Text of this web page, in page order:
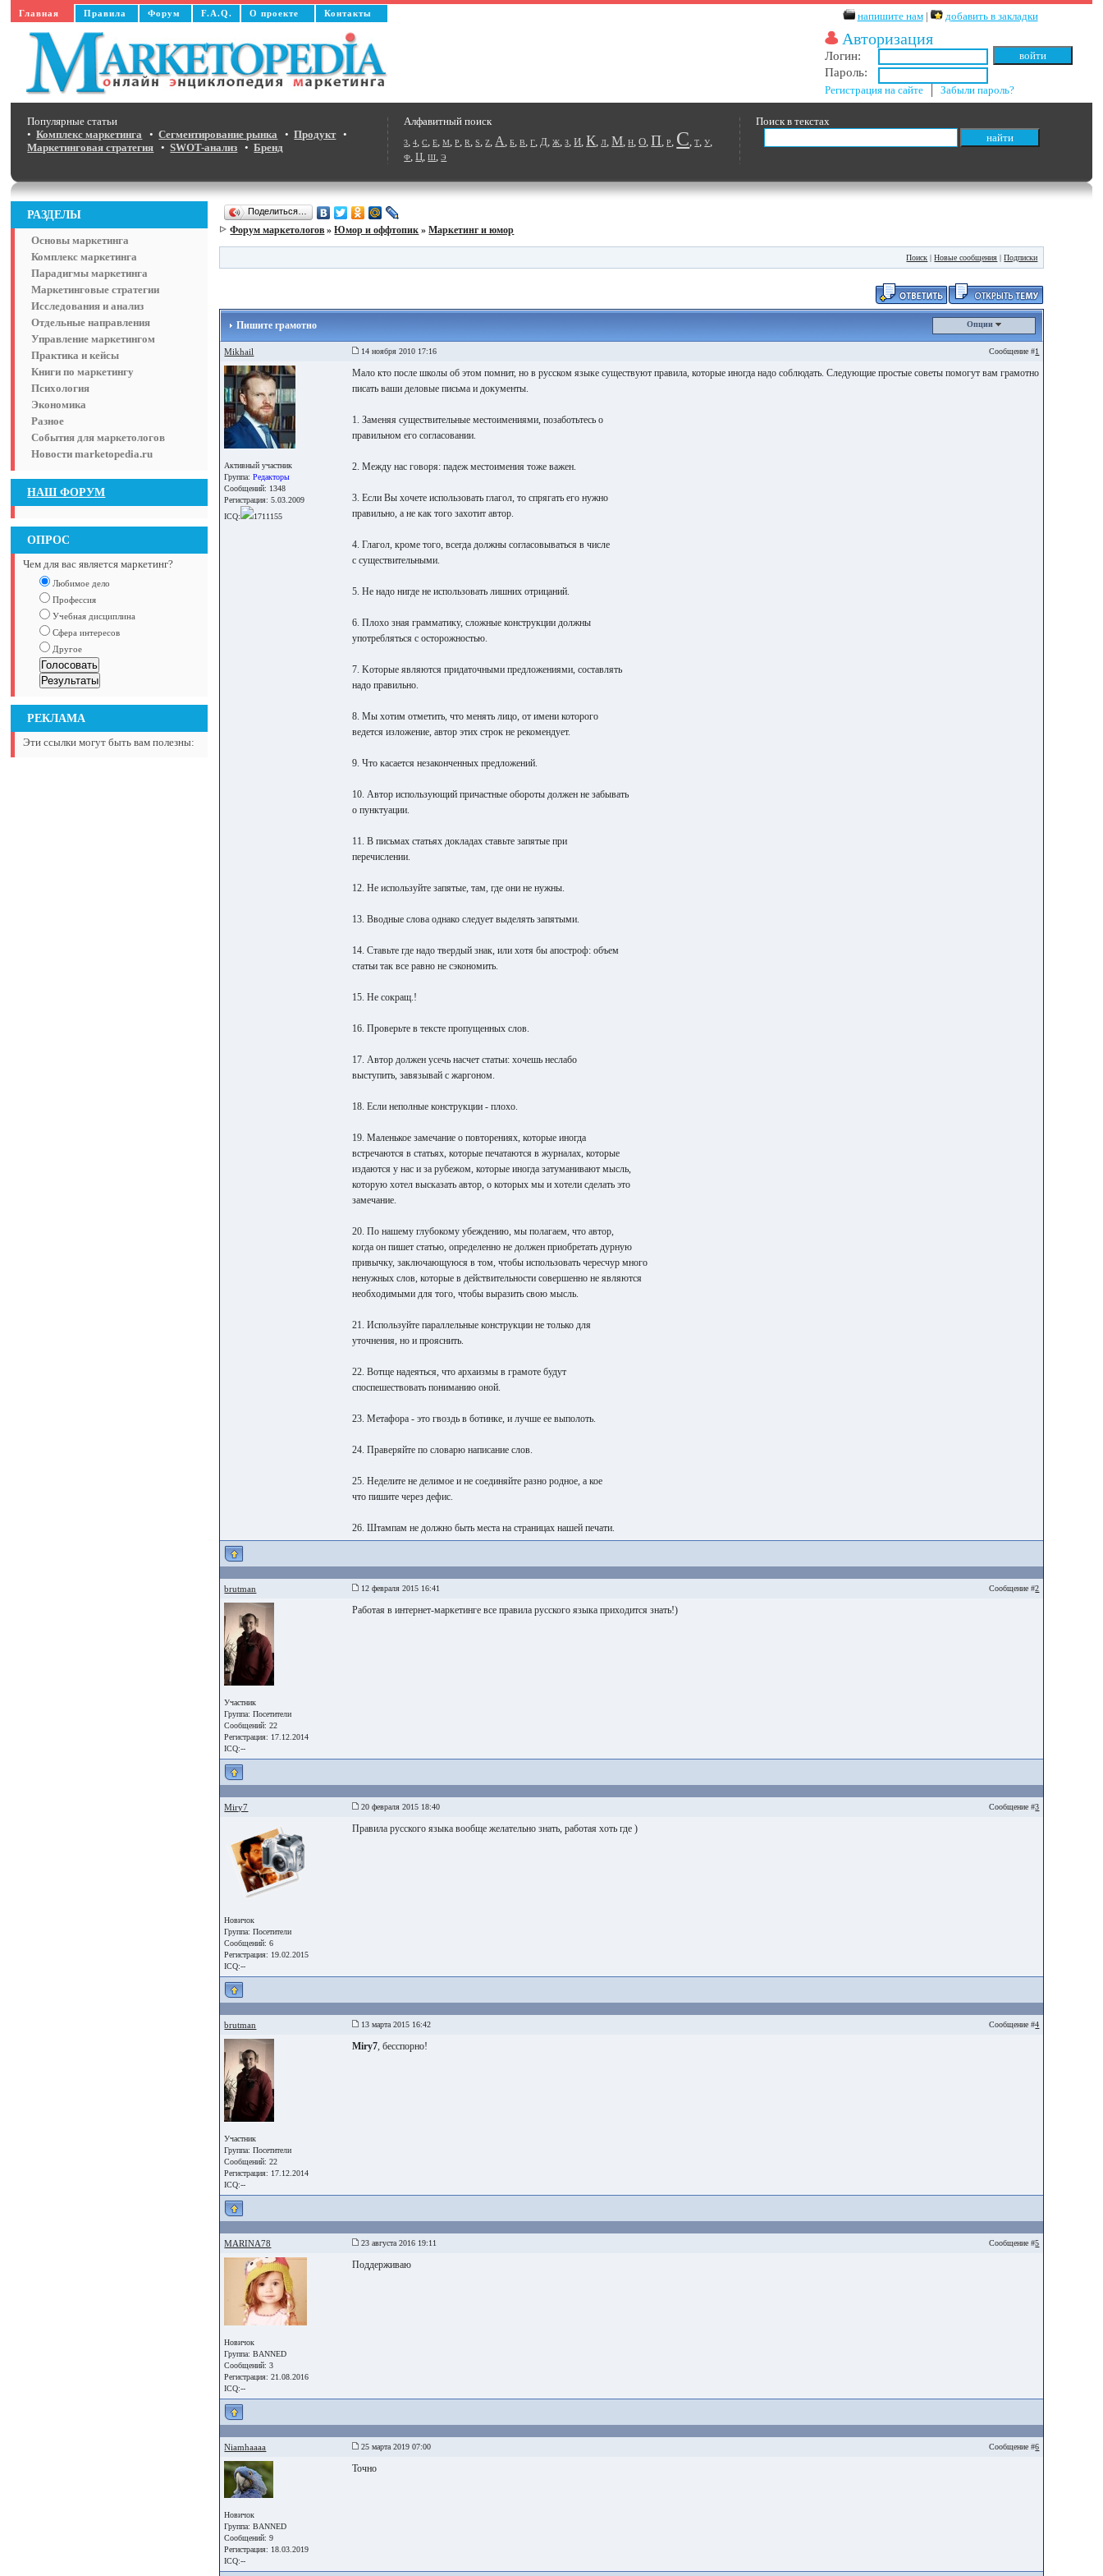
Главная Правила Форум F.A.Q. О проекте Контакты напишите нам| добавить в закладки
Авторизация
Логин:
Пароль:
Регистрация на сайте │Забыли пароль?
Поиск в текстах
Алфавитный поиск
3,4,C,E,M,P,R,S,Z,А,Б,В,Г,Д,Ж,З,И,К,Л,М,Н,О,П,Р, С,Т,У,
Ф,Ц,Ш,Э
Популярные статьи
•Комплекс маркетинга •Сегментирование рынка •Продукт•
Маркетинговая стратегия •SWOT-анализ •Бренд
РАЗДЕЛЫ
Основы маркетинга
Комплекс маркетинга
Парадигмы маркетинга
Маркетинговые стратегии
Исследования и анализ
Отдельные направления
Управление маркетингом
Практика и кейсы
Книги по маркетингу
Психология
Экономика
Разное
События для маркетологов
Новости marketopedia.ru
НАШ ФОРУМ
ОПРОС
Чем для вас является маркетинг?
Любимое дело
Профессия
Учебная дисциплина
Сфера интересов
Другое
РЕКЛАМА
Эти ссылки могут быть вам полезны:
Поделиться…
Форум маркетологов »Юмор и оффтопик »Маркетинг и юмор
Поиск |Новые сообщения |Подписки
Пишите грамотно Опции
Mikhail 14 ноября 2010 17:16 Сообщение #1
Активный участник
Группа:Редакторы
Сообщений: 1348
Регистрация: 5.03.2009
ICQ:
1711155
Мало кто после школы об этом помнит, но в русском языке существуют правила, которые иногда надо соблюдать. Следующие простые советы помогут вам грамотно
писать ваши деловые письма и документы.
1. Заменяя существительные местоимениями, позаботьтесь о
правильном его согласовании.
2. Между нас говоря: падеж местоимения тоже важен.
3. Если Вы хочете использовать глагол, то спрягать его нужно
правильно, а не как того захотит автор.
4. Глагол, кроме того, всегда должны согласовываться в числе
с существительными.
5. Не надо нигде не использовать лишних отрицаний.
6. Плохо зная грамматику, сложные конструкции должны
употребляться с осторожностью.
7. Kоторые являются придаточными предложениями, составлять
надо правильно.
8. Мы хотим отметить, что менять лицо, от имени которого
ведется изложение, автор этих строк не рекомендует.
9. Что касается незаконченных предложений.
10. Автор использующий причастные обороты должен не забывать
о пунктуации.
11. В письмах статьях докладах ставьте запятые при
перечислении.
12. Не используйте запятые, там, где они не нужны.
13. Вводные слова однако следует выделять запятыми.
14. Ставьте где надо твердый знак, или хотя бы апостроф: объем
статьи так все равно не сэкономить.
15. Не сокращ.!
16. Проверьте в тексте пропущенных слов.
17. Автор должен усечь насчет статьи: хочешь неслабо
выступить, завязывай с жаргоном.
18. Если неполные конструкции - плохо.
19. Маленькое замечание о повторениях, которые иногда
встречаются в статьях, которые печатаются в журналах, которые
издаются у нас и за рубежом, которые иногда затуманивают мысль,
которую хотел высказать автор, о которых мы и хотели сделать это
замечание.
20. По нашему глубокому убеждению, мы полагаем, что автор,
когда он пишет статью, определенно не должен приобретать дурную
привычку, заключающуюся в том, чтобы использовать чересчур много
ненужных слов, которые в действительности совершенно не являются
необходимыми для того, чтобы выразить свою мысль.
21. Используйте параллельные конструкции не только для
уточнения, но и прояснить.
22. Вотще надеяться, что архаизмы в грамоте будут
споспешествовать пониманию оной.
23. Метафора - это гвоздь в ботинке, и лучше ее выполоть.
24. Праверяйте по словарю написание слов.
25. Неделите не делимое и не соединяйте разно родное, а кое
что пишите через дефис.
26. Штампам не должно быть места на страницах нашей печати.
brutman 12 февраля 2015 16:41 Сообщение #2
Участник
Группа:Посетители
Сообщений: 22
Регистрация: 17.12.2014
ICQ:--
Работая в интернет-маркетинге все правила русского языка приходится знать!)
Miry7 20 февраля 2015 18:40 Сообщение #3
Новичок
Группа:Посетители
Сообщений: 6
Регистрация: 19.02.2015
ICQ:--
Правила русского языка вообще желательно знать, работая хоть где )
brutman 13 марта 2015 16:42 Сообщение #4
Участник
Группа:Посетители
Сообщений: 22
Регистрация: 17.12.2014
ICQ:--
Miry7, бесспорно!
MARINA78 23 августа 2016 19:11 Сообщение #5
Новичок
Группа: BANNED
Сообщений: 3
Регистрация: 21.08.2016
ICQ:--
Поддерживаю
Niamhaaaa 25 марта 2019 07:00 Сообщение #6
Новичок
Группа: BANNED
Сообщений: 9
Регистрация: 18.03.2019
ICQ:--
Точно